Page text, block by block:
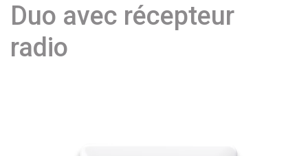
Duo avec récepteur
radio